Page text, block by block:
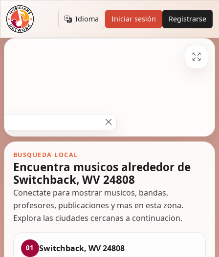
Idioma Iniciar sesión Registrarse
BUSQUEDA LOCAL
Encuentra musicos alrededor de
Switchback, WV 24808
Conectate para mostrar musicos, bandas,
profesores, publicaciones y mas en esta zona.
Explora las ciudades cercanas a continuacion.
01 Switchback, WV 24808